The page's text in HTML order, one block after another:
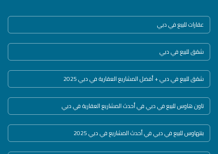
عقارات للبيع في دبي
شقق للبيع في دبي
شقق للبيع في دبي + أفضل المشاريع العقارية في دبي 2025
تاون هاوس للبيع في دبي في أحدث المشاريع العقارية في دبي
بنتهاوس للبيع في دبي في أحدث المشاريع في دبي 2025